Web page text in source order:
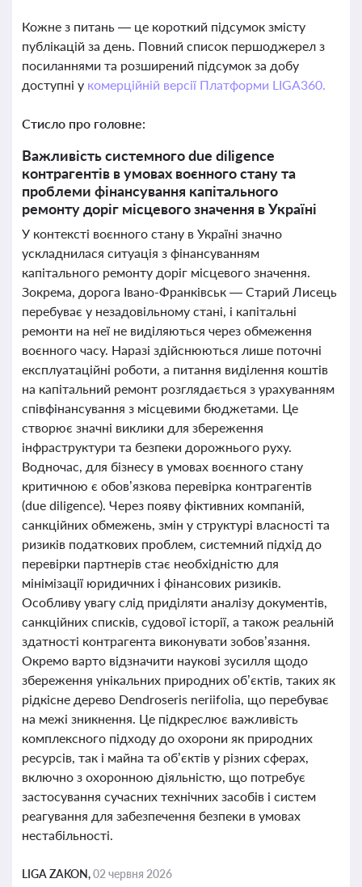
Кожне з питань — це короткий підсумок змісту
публікацій за день. Повний список першоджерел з
посиланнями та розширений підсумок за добу
доступні у комерційній версії Платформи LIGA360.
Стисло про головне:
Важливість системного due diligence
контрагентів в умовах воєнного стану та
проблеми фінансування капітального
ремонту доріг місцевого значення в Україні
У контексті воєнного стану в Україні значно
ускладнилася ситуація з фінансуванням
капітального ремонту доріг місцевого значення.
Зокрема, дорога Івано-Франківськ — Старий Лисець
перебуває у незадовільному стані, і капітальні
ремонти на неї не виділяються через обмеження
воєнного часу. Наразі здійснюються лише поточні
експлуатаційні роботи, а питання виділення коштів
на капітальний ремонт розглядається з урахуванням
співфінансування з місцевими бюджетами. Це
створює значні виклики для збереження
інфраструктури та безпеки дорожнього руху.
Водночас, для бізнесу в умовах воєнного стану
критичною є обов’язкова перевірка контрагентів
(due diligence). Через появу фіктивних компаній,
санкційних обмежень, змін у структурі власності та
ризиків податкових проблем, системний підхід до
перевірки партнерів стає необхідністю для
мінімізації юридичних і фінансових ризиків.
Особливу увагу слід приділяти аналізу документів,
санкційних списків, судової історії, а також реальній
здатності контрагента виконувати зобов’язання.
Окремо варто відзначити наукові зусилля щодо
збереження унікальних природних об’єктів, таких як
рідкісне дерево Dendroseris neriifolia, що перебуває
на межі зникнення. Це підкреслює важливість
комплексного підходу до охорони як природних
ресурсів, так і майна та об’єктів у різних сферах,
включно з охоронною діяльністю, що потребує
застосування сучасних технічних засобів і систем
реагування для забезпечення безпеки в умовах
нестабільності.
LIGA ZAKON,02 червня 2026